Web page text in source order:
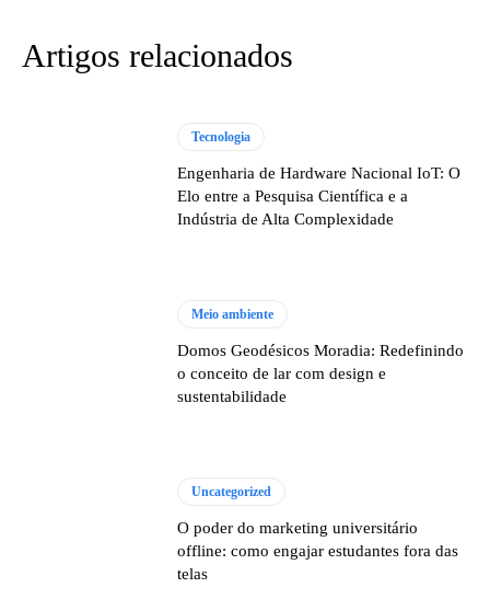
Artigos relacionados
Tecnologia
Engenharia de Hardware Nacional IoT: O
Elo entre a Pesquisa Científica e a
Indústria de Alta Complexidade
Meio ambiente
Domos Geodésicos Moradia: Redefinindo
o conceito de lar com design e
sustentabilidade
Uncategorized
O poder do marketing universitário
offline: como engajar estudantes fora das
telas